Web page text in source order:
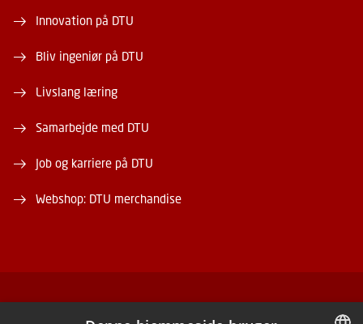
Innovation på DTU
Bliv ingeniør på DTU
Livslang læring
Samarbejde med DTU
Job og karriere på DTU
Webshop: DTU merchandise